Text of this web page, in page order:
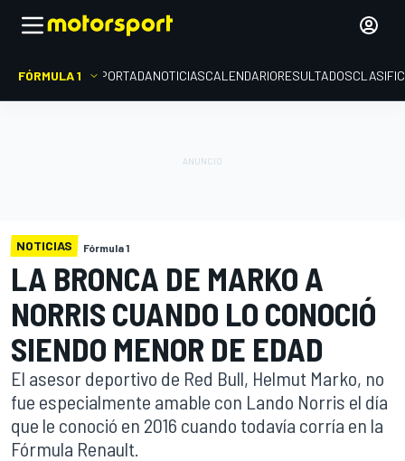
FÓRMULA 1 PORTADANOTICIASCALENDARIORESULTADOS
NOTICIAS Fórmula 1
LA BRONCA DE MARKO A
NORRIS CUANDO LO CONOCIÓ
SIENDO MENOR DE EDAD
El asesor deportivo de Red Bull, Helmut Marko, no
fue especialmente amable con Lando Norris el día
que le conoció en 2016 cuando todavía corría en la
Fórmula Renault.